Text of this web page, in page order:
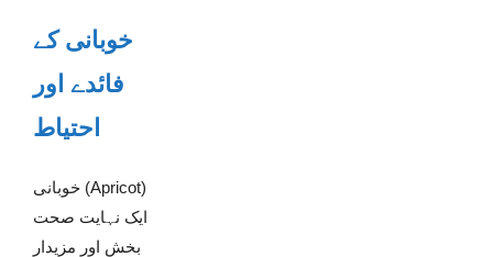
خوبانی کے
فائدے اور
احتیاط
خوبانی (Apricot)
ایک نہایت صحت
بخش اور مزیدار